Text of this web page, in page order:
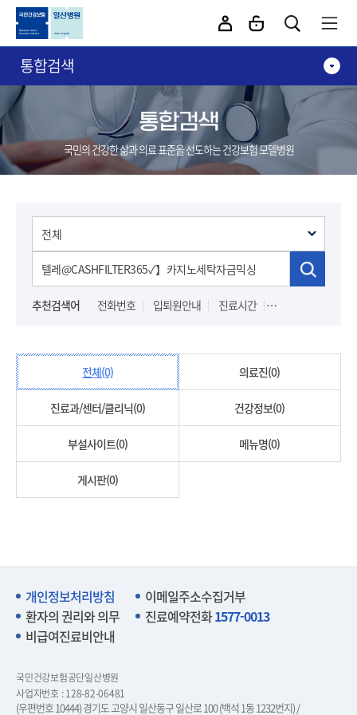
통합검색
통합검색
국민의 건강한 삶과 의료 표준을 선도하는 건강보험 모델병원
추천검색어 전화번호 입퇴원안내 진료시간
전체(0) 의료진(0)
진료과/센터/클리닉(0) 건강정보(0)
부설사이트(0) 메뉴명(0)
게시판(0)
개인정보처리방침
이메일주소수집거부
환자의 권리와 의무
진료예약전화1577-0013
비급여진료비안내
국민건강보험공단일산병원
사업자번호 : 128-82-06481
(우편번호 10444) 경기도 고양시 일산동구 일산로 100 (백석 1동 1232번지) /